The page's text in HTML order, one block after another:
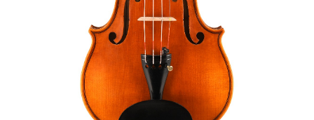
Zubehör
CV Selectio